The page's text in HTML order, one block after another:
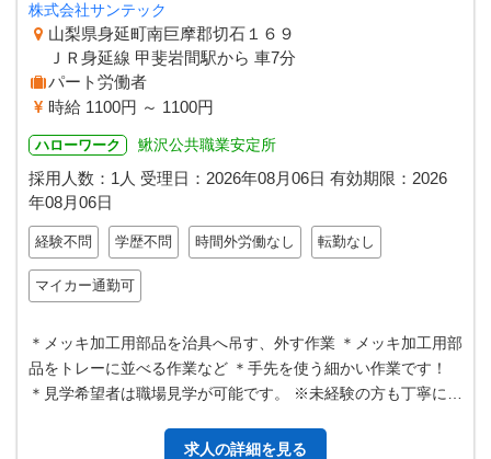
株式会社サンテック
山梨県身延町南巨摩郡切石１６９
ＪＲ身延線 甲斐岩間駅から 車7分
パート労働者
時給 1100円 ～ 1100円
ハローワーク 鰍沢公共職業安定所
採用人数：1人 受理日： 2026年08月06日 有効期限： 2026
年08月06日
経験不問 学歴不問 時間外労働なし 転勤なし
マイカー通勤可
＊メッキ加工用部品を治具へ吊す、外す作業 ＊メッキ加工用部
品をトレーに並べる作業など ＊手先を使う細かい作業です！
＊見学希望者は職場見学が可能です。 ※未経験の方も丁寧に指
求人の詳細を見る